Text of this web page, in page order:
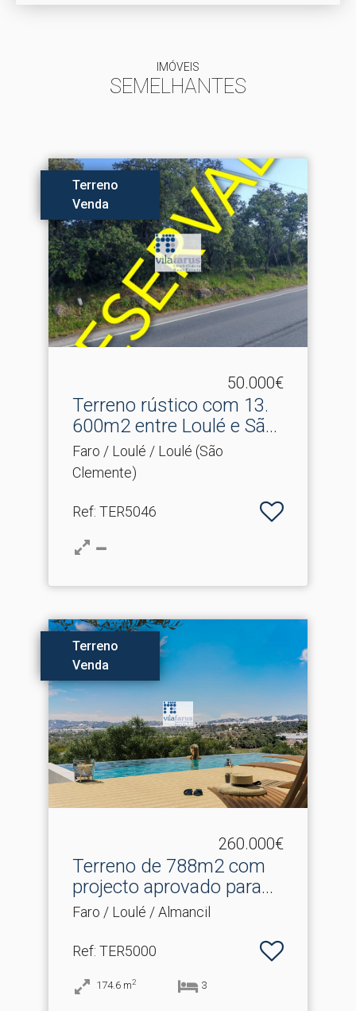
IMÓVEIS
SEMELHANTES
Terreno
Venda
50.000€
Terreno rústico com 13.​
600m2 entre Loulé e Sã...
Faro / Loulé / Loulé (São
Clemente)
Ref: TER5046
Terreno
Venda
260.000€
Terreno de 788m2 com
projecto aprovado para
m.​..
Faro / Loulé / Almancil
Ref: TER5000
174.6 m2 3